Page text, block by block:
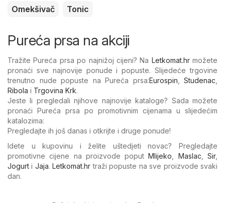
Omekšivač
Tonic
Pureća prsa na akciji
Tražite Pureća prsa po najnižoj cijeni? Na Letkomat.hrmožete
pronaći sve najnovije ponude i popuste. Slijedeće trgovine
trenutno nude popuste na Pureća prsa:Eurospin Studenac
Ribola i Trgovina Krk.
Jeste li pregledali njihove najnovije kataloge? Sada možete
pronaći Pureća prsa po promotivnim cijenama u slijedećim
katalozima:
Pregledajte ih još danas i otkrijte i druge ponude!
Idete u kupovinu i želite uštedjeti novac? Pregledajte
promotivne cijene na proizvode poputMlijeko Maslac ,Sir,
Jogurt i Jaja.Letkomat.hr traži popuste na sve proizvode svaki
dan.